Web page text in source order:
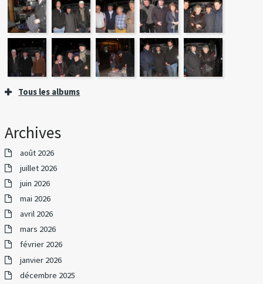
Tous les albums
Archives
août 2026
juillet 2026
juin 2026
mai 2026
avril 2026
mars 2026
février 2026
janvier 2026
décembre 2025